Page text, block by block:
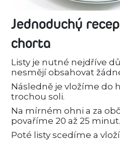
Jednoduchý
chorta
Listy je nutné nejdříve
nesmějí obsahovat
Následně je vložíme do
trochou soli.
Na mírném ohni a za
povaříme 20 až 25 minut.
Poté listy scedíme a